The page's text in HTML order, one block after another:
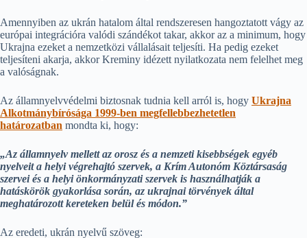
Amennyiben az ukrán hatalom által rendszeresen hangoztatott vágy az
európai integrációra valódi szándékot takar, akkor az a minimum, hogy
Ukrajna ezeket a nemzetközi vállalásait teljesíti. Ha pedig ezeket
teljesíteni akarja, akkor Kreminy idézett nyilatkozata nem felelhet meg
a valóságnak.
Az államnyelvvédelmi biztosnak tudnia kell arról is, hogy Ukrajna
Alkotmánybírósága 1999-ben megfellebbezhetetlen
határozatban mondta ki, hogy:
„Az államnyelv mellett az orosz és a nemzeti kisebbségek egyéb
nyelveit a helyi végrehajtó szervek, a Krím Autonóm Köztársaság
szervei és a helyi önkormányzati szervek is használhatják a
hatáskörök gyakorlása során, az ukrajnai törvények által
meghatározott kereteken belül és módon.”
Az eredeti, ukrán nyelvű szöveg: